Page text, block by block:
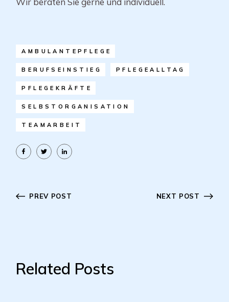
AMBULANTEPFLEGE
BERUFSEINSTIEG PFLEGEALLTAG
PFLEGEKRÄFTE
SELBSTORGANISATION
TEAMARBEIT
PREV POST NEXT POST
Related Posts